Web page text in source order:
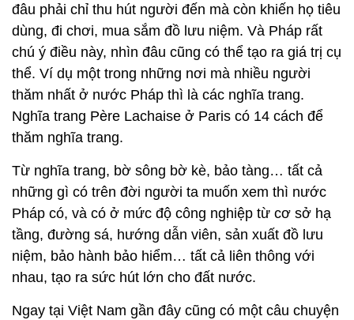
đâu phải chỉ thu hút người đến mà còn khiến họ tiêu
dùng, đi chơi, mua sắm đồ lưu niệm. Và Pháp rất
chú ý điều này, nhìn đâu cũng có thể tạo ra giá trị cụ
thể. Ví dụ một trong những nơi mà nhiều người
thăm nhất ở nước Pháp thì là các nghĩa trang.
Nghĩa trang Père Lachaise ở Paris có 14 cách để
thăm nghĩa trang.
Từ nghĩa trang, bờ sông bờ kè, bảo tàng… tất cả
những gì có trên đời người ta muốn xem thì nước
Pháp có, và có ở mức độ công nghiệp từ cơ sở hạ
tầng, đường sá, hướng dẫn viên, sản xuất đồ lưu
niệm, bảo hành bảo hiểm… tất cả liên thông với
nhau, tạo ra sức hút lớn cho đất nước.
Ngay tại Việt Nam gần đây cũng có một câu chuyện